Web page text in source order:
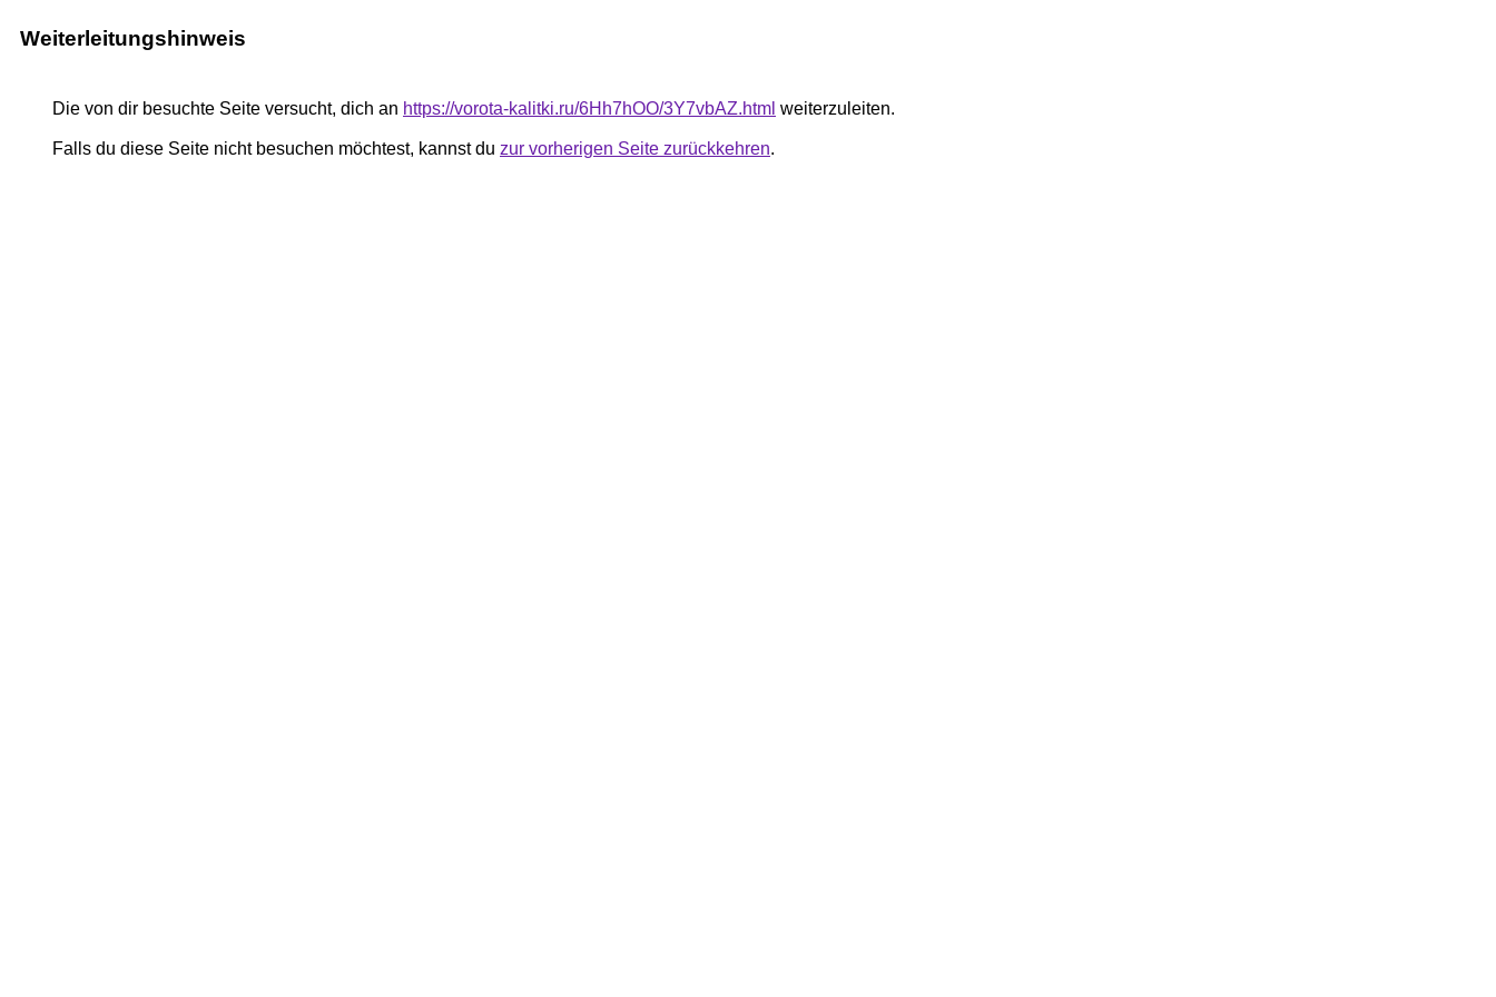
Weiterleitungshinweis
Die von dir besuchte Seite versucht, dich an https://vorota-kalitki.ru/6Hh7hOO/3Y7vbAZ.html weiterzuleiten.
Falls du diese Seite nicht besuchen möchtest, kannst du zur vorherigen Seite zurückkehren.